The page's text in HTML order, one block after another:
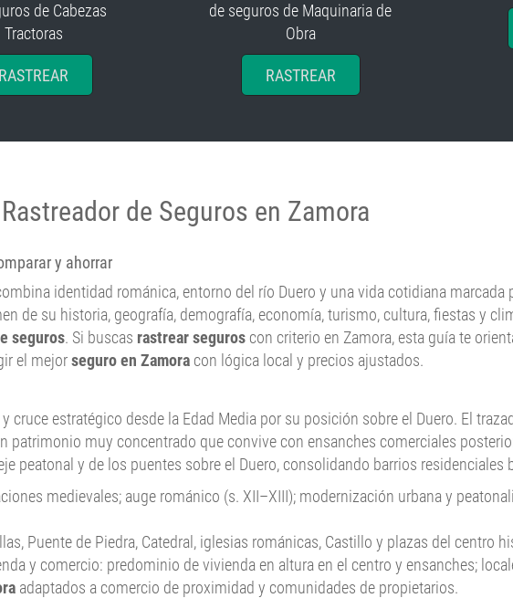
de Cabezas
Tractoras
RASTREAR
de seguros de Maquinaria de
Obra
RASTREAR
Rastreador de Seguros en Zamora
y ahorrar
identidad románica, entorno del río Duero y una vida cotidiana
de su historia, geografía, demografía, economía, turismo, cultura, fiestas y
seguros. Si buscas rastrear seguros con criterio en Zamora, esta guía te
el mejorseguro en Zamora con lógica local y precios ajustados.
cruce estratégico desde la Edad Media por su posición sobre el Duero. El
muy concentrado que convive con ensanches comerciales
peatonal y de los puentes sobre el Duero, consolidando barrios residenciales
medievales; auge románico (s. XII–XIII); modernización urbana y
Puente de Piedra, Catedral, iglesias románicas, Castillo y plazas del centro
y comercio: predominio de vivienda en altura en el centro y ensanches;
adaptados a comercio de proximidad y comunidades de propietarios.